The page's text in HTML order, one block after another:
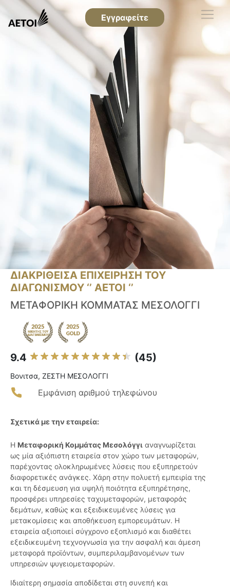
Εγγραφείτε
ΔΙΑΚΡΙΘΕΙΣΑ ΕΠΙΧΕΙΡΗΣΗ ΤΟΥ
ΔΙΑΓΩΝΙΣΜΟΥ ‘’ ΑΕΤΟΙ ‘’
ΜΕΤΑΦΟΡΙΚΗ ΚΟΜΜΑΤΑΣ ΜΕΣΟΛΟΓΓΙ
9.4 (45)
Βονιτσα, ΖΕΣΤΗ ΜΕΣΟΛΟΓΓΙ
Εμφάνιση αριθμού τηλεφώνου
Σχετικά με την εταιρεία:
Η Μεταφορική Κομμάτας Μεσολόγγι αναγνωρίζεται
ως μία αξιόπιστη εταιρεία στον χώρο των μεταφορών,
παρέχοντας ολοκληρωμένες λύσεις που εξυπηρετούν
διαφορετικές ανάγκες. Χάρη στην πολυετή εμπειρία της
και τη δέσμευση για υψηλή ποιότητα εξυπηρέτησης,
προσφέρει υπηρεσίες ταχυμεταφορών, μεταφοράς
δεμάτων, καθώς και εξειδικευμένες λύσεις για
μετακομίσεις και αποθήκευση εμπορευμάτων. Η
εταιρεία αξιοποιεί σύγχρονο εξοπλισμό και διαθέτει
εξειδικευμένη τεχνογνωσία για την ασφαλή και άμεση
μεταφορά προϊόντων, συμπεριλαμβανομένων των
υπηρεσιών ψυγειομεταφορών.
Ιδιαίτερη σημασία αποδίδεται στη συνεπή και